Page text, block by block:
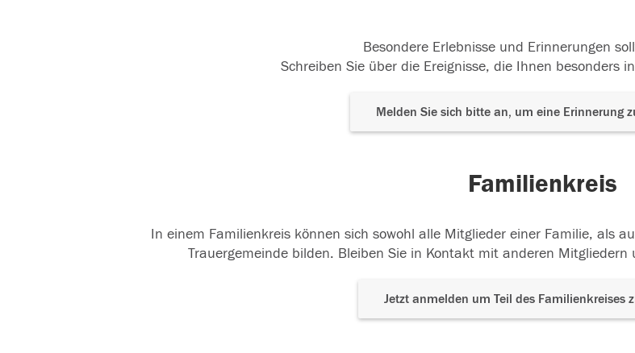
Besondere Erlebnisse und Erinnerungen
Schreiben Sie über die Ereignisse, die Ihnen besonders
Melden Sie sich bitte an, um eine Erinnerung
Familienkreis
In einem Familienkreis können sich sowohl alle Mitglieder einer Familie, als
Trauergemeinde bilden. Bleiben Sie in Kontakt mit anderen
Jetzt anmelden um Teil des Familienkreises